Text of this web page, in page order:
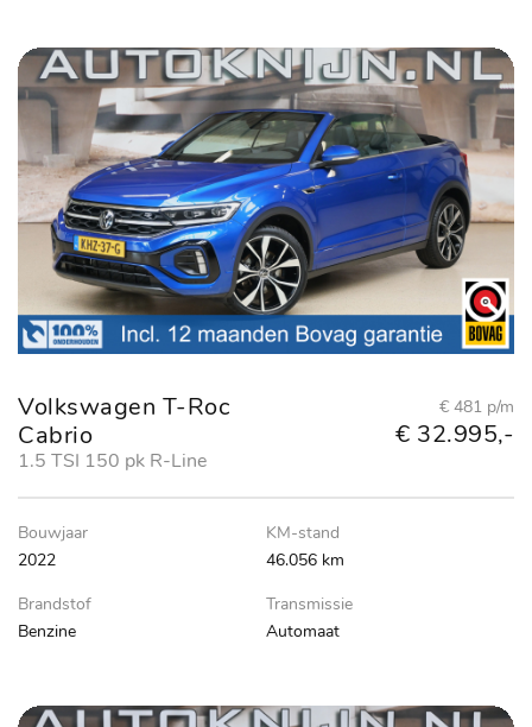
Volkswagen T-Roc
Cabrio
1.5 TSI 150 pk R-Line
€ 481 p/m
€ 32.995,-
Bouwjaar
2022
KM-stand
46.056 km
Brandstof
Benzine
Transmissie
Automaat